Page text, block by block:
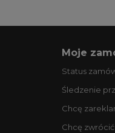
Moje
Status
Śledzenie
Chcę
Chcę